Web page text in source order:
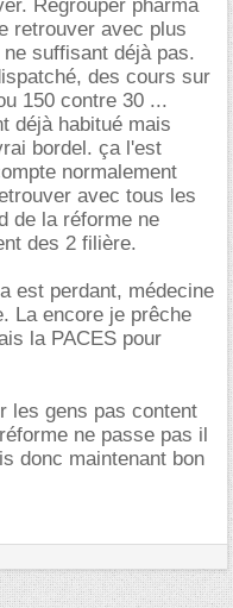
Regrouper pharma
retrouver avec plus
suffisant déjà pas.
des cours sur
150 contre 30 ...
déjà habitué mais
bordel. ça l'est
normalement
avec tous les
de la réforme ne
des 2 filière.
est perdant, médecine
La encore je prêche
la PACES pour
les gens pas content
ne passe pas il
donc maintenant bon